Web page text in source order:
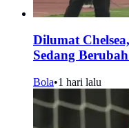
Dilumat
Sedang
Bola•1 hari lalu